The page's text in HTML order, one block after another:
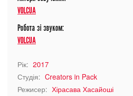
VOLCUA
Робота зі звуком:
VOLCUA
Рік: 2017
Студія: Creators in Pack
Режисер: Хірасава Хасайоші